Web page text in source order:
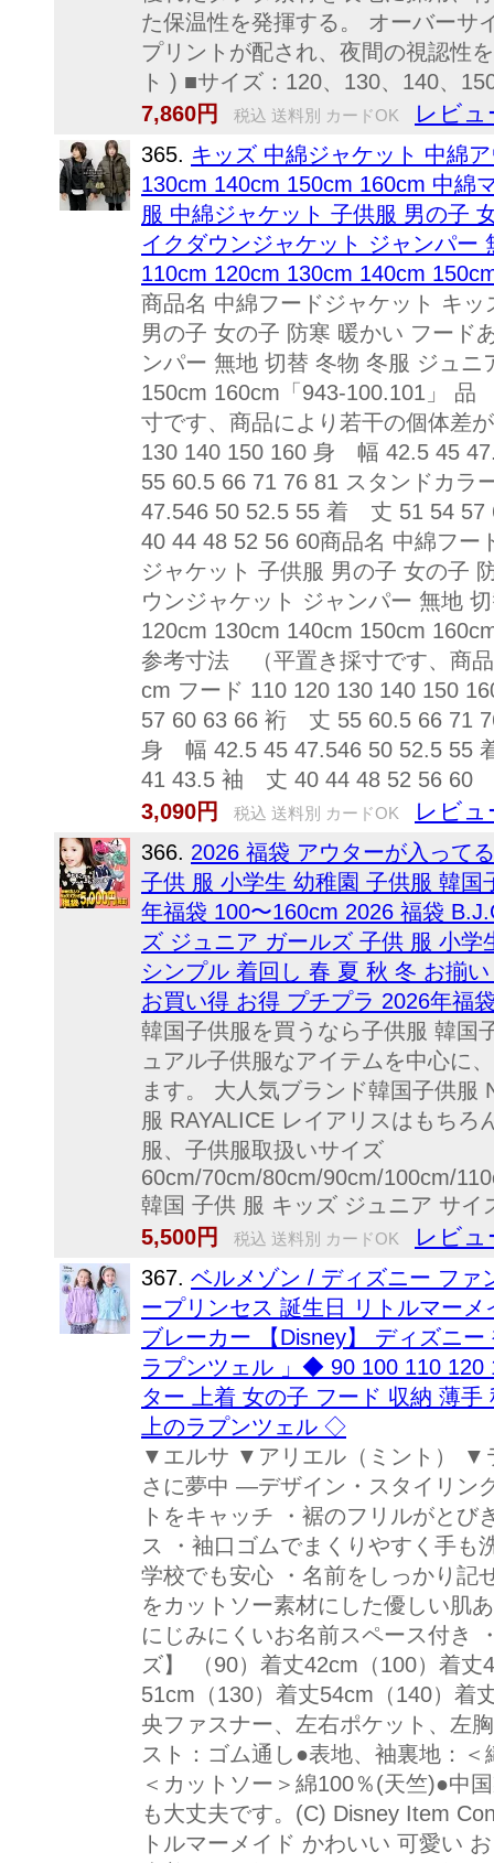
た保温性を発揮する。 オーバーサ
プリントが配され、夜間の視認性
ト ) ■サイズ：120、130、140、
7,860円
税込 送料別 カードOK レビュ
365. キッズ 中綿ジャケット 中綿
130cm 140cm 150cm 160cm 中綿
服 中綿ジャケット 子供服 男の子
イクダウンジャケット ジャンパー
110cm 120cm 130cm 140cm
商品名 中綿フードジャケット キ
男の子 女の子 防寒 暖かい フード
ンパー 無地 切替 冬物 冬服 ジュ
150cm 160cm「943-100.101」
寸です、商品により若干の個体
130 140 150 160 身 幅 42.5 45
55 60.5 66 71 76 81 スタンドカ
47.546 50 52.5 55 着 丈 51 54
40 44 48 52 56 60商品名 中綿フー
ジャケット 子供服 男の子 女の子
ウンジャケット ジャンパー 無地
120cm 130cm 140cm 150cm
参考寸法 （平置き採寸です、商
cm フード 110 120 130 140 150
57 60 63 66 裄 丈 55 60.5 66 71
身 幅 42.5 45 47.546 50 52.5 55
41 43.5 袖 丈 40 44 48 52 56 60
3,090円
税込 送料別 カードOK レビュ
366. 2026 福袋 アウターが入って
子供 服 小学生 幼稚園 子供服 韓
年福袋 100〜160cm 2026 福袋
ズ ジュニア ガールズ 子供 服 小
シンプル 着回し 春 夏 秋 冬 お揃
お買い得 お得 プチプラ 2026年福
韓国子供服を買うなら子供服 韓国
ュアル子供服なアイテムを中心に
ます。 大人気ブランド韓国子供服
服 RAYALICE レイアリスはもち
服、子供服取扱いサイズ
60cm/70cm/80cm/90cm/100cm/
韓国 子供 服 キッズ ジュニア サイ
5,500円
税込 送料別 カードOK レビュ
367. ベルメゾン / ディズニー ファ
ープリンセス 誕生日 リトルマー
ブレーカー 【Disney】 ディズニ
ラプンツェル 」◆ 90 100 110
ター 上着 女の子 フード 収納 薄
上のラプンツェル ◇
▼エルサ ▼アリエル（ミント） ▼
さに夢中 ―デザイン・スタイリン
トをキャッチ ・裾のフリルがと
ス ・袖口ゴムでまくりやすく手も
学校でも安心 ・名前をしっかり
をカットソー素材にした優しい肌
にじみにくいお名前スペース付き
ズ】 （90）着丈42cm（100）着
51cm（130）着丈54cm（140）着
央ファスナー、左右ポケット、左
スト：ゴム通し●表地、袖裏地：
＜カットソー＞綿100％(天竺)●中
も大丈夫です。(C) Disney Item
トルマーメイド かわいい 可愛い